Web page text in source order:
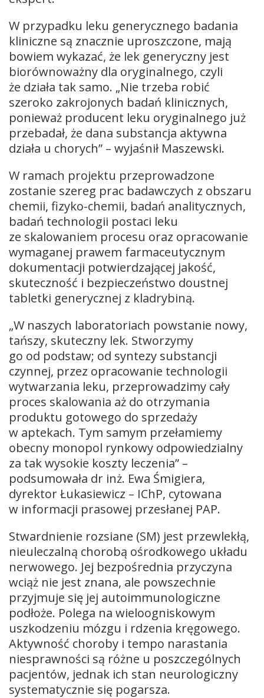
W przypadku leku generycznego badania
kliniczne są znacznie uproszczone, mają
bowiem wykazać, że lek generyczny jest
biorównoważny dla oryginalnego, czyli
że działa tak samo. „Nie trzeba robić
szeroko zakrojonych badań klinicznych,
ponieważ producent leku oryginalnego już
przebadał, że dana substancja aktywna
działa u chorych” – wyjaśnił Maszewski.
W ramach projektu przeprowadzone
zostanie szereg prac badawczych z obszaru
chemii, fizyko-chemii, badań analitycznych,
badań technologii postaci leku
ze skalowaniem procesu oraz opracowanie
wymaganej prawem farmaceutycznym
dokumentacji potwierdzającej jakość,
skuteczność i bezpieczeństwo doustnej
tabletki generycznej z kladrybiną.
„W naszych laboratoriach powstanie nowy,
tańszy, skuteczny lek. Stworzymy
go od podstaw; od syntezy substancji
czynnej, przez opracowanie technologii
wytwarzania leku, przeprowadzimy cały
proces skalowania aż do otrzymania
produktu gotowego do sprzedaży
w aptekach. Tym samym przełamiemy
obecny monopol rynkowy odpowiedzialny
za tak wysokie koszty leczenia” –
podsumowała dr inż. Ewa Śmigiera,
dyrektor Łukasiewicz – IChP, cytowana
w informacji prasowej przesłanej PAP.
Stwardnienie rozsiane (SM) jest przewlekłą,
nieuleczalną chorobą ośrodkowego układu
nerwowego. Jej bezpośrednia przyczyna
wciąż nie jest znana, ale powszechnie
przyjmuje się jej autoimmunologiczne
podłoże. Polega na wieloogniskowym
uszkodzeniu mózgu i rdzenia kręgowego.
Aktywność choroby i tempo narastania
niesprawności są różne u poszczególnych
pacjentów, jednak ich stan neurologiczny
systematycznie się pogarsza.